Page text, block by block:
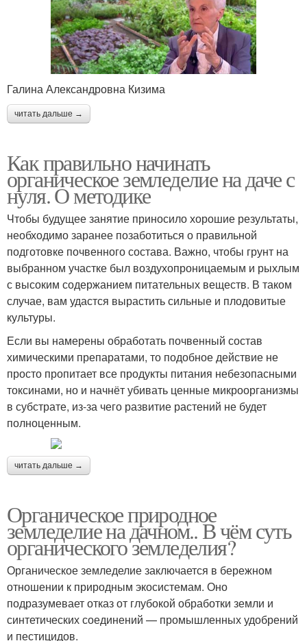
Галина Александровна Кизима
читать дальше →
Как правильно начинать
органическое земледелие на даче с
нуля. О методике
Чтобы будущее занятие приносило хорошие результаты,
необходимо заранее позаботиться о правильной
подготовке почвенного состава. Важно, чтобы грунт на
выбранном участке был воздухопроницаемым и рыхлым
с высоким содержанием питательных веществ. В таком
случае, вам удастся вырастить сильные и плодовитые
культуры.
Если вы намерены обработать почвенный состав
химическими препаратами, то подобное действие не
просто пропитает все продукты питания небезопасными
токсинами, но и начнёт убивать ценные микроорганизмы
в субстрате, из-за чего развитие растений не будет
полноценным.
читать дальше →
Органическое природное
земледелие на дачном.. В чём суть
органического земледелия?
Органическое земледелие заключается в бережном
отношении к природным экосистемам. Оно
подразумевает отказ от глубокой обработки земли и
синтетических соединений — промышленных удобрений
и пестицидов.